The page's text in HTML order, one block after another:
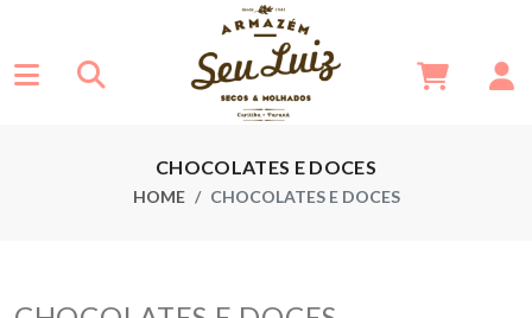
CHOCOLATES E DOCES
HOME CHOCOLATES E DOCES